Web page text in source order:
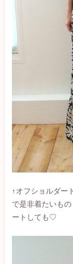
↑オフショルダー
で是非着たいも
ートしても♡